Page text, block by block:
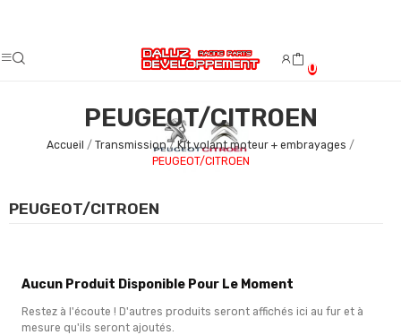
0
PEUGEOT/CITROEN
Accueil Transmission
Kit volant moteur + embrayages
PEUGEOT/CITROEN
PEUGEOT/CITROEN
Aucun Produit Disponible Pour Le Moment
Restez à l'écoute ! D'autres produits seront affichés ici au fur et à
mesure qu'ils seront ajoutés.